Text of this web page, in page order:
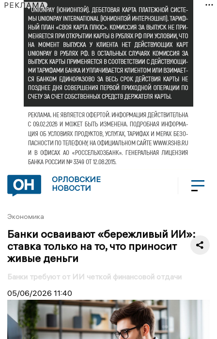
РЕКЛАМА
ОРЛОВСКИЕ
НОВОСТИ
Экономика
Банки осваивают «бережливый ИИ»:
ставка только на то, что приносит
живые деньги
Банки требуют от ИИ четкой финансовой отдачи
05/06/2026 11:40